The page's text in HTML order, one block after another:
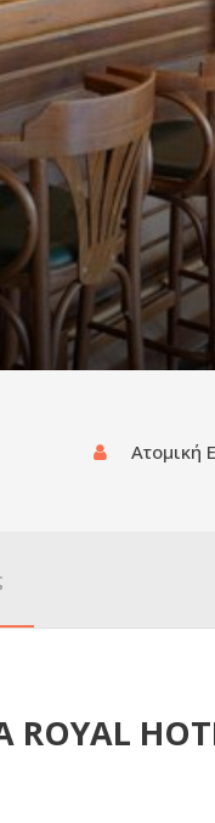
Ατομική
ROYAL